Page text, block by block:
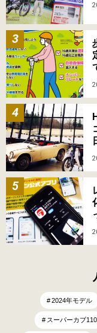
2024年モデル
スーパーカブ110